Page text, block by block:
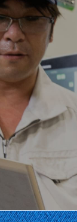
覧
のご相談は
案
ン
ご相談は
・福利厚生
はコチラ
：守る
OGAKIE
ーはコチラ
一覧
ご相談はコ
提案
ン
ご相談はコ
・福利厚生
はコチラ
：守る
OGAKIE
はコチラ